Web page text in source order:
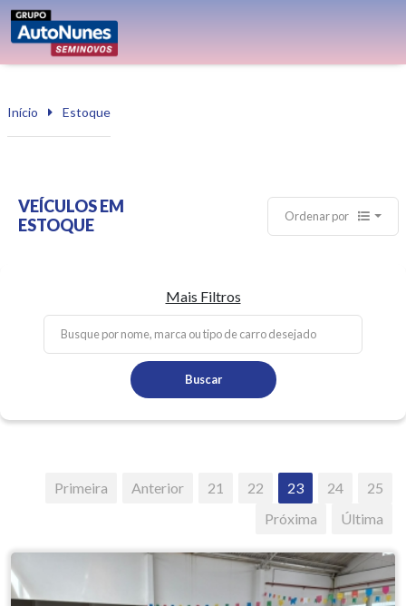
Início Estoque
VEÍCULOS EM
ESTOQUE
Ordenar por
Mais Filtros
Buscar
Primeira Anterior 21 22 23 24
25
Próxima
Última